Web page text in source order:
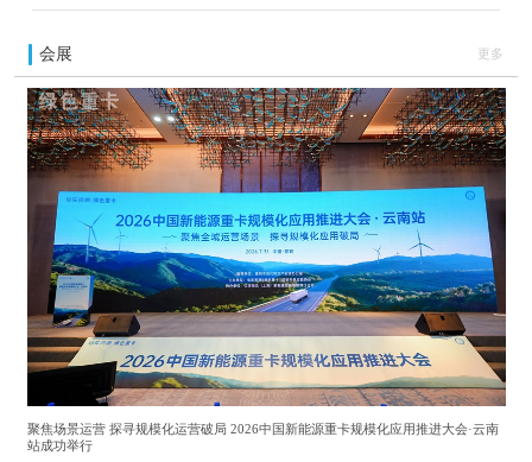
吨，是当前全世界在建的最大绿氢项目，仍在
地面积达9500多亩，相当于900多个足球场的大
小。
会展 更多
聚焦场景运营 探寻规模化运营破局 2026中国新能源重卡规模化应用推进大会·云南
站成功举行